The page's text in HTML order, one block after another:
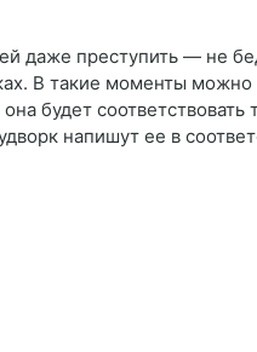
даже преступить — не
В такие моменты
будет соответствовать
напишут ее в